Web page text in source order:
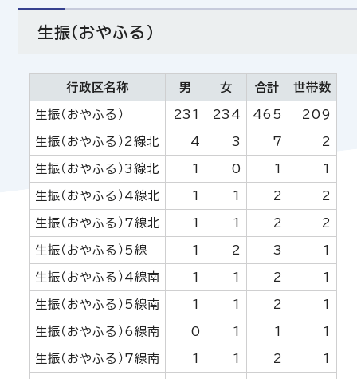
生振（おやふる）
行政区名称 男 女 合計 世帯数
生振（おやふる） 231 234 465 209
生振（おやふる）2線北 4 3 7 2
生振（おやふる）3線北 1 0 1 1
生振（おやふる）4線北 1 1 2 2
生振（おやふる）7線北 1 1 2 2
生振（おやふる）5線 1 2 3 1
生振（おやふる）4線南 1 1 2 1
生振（おやふる）5線南 1 1 2 1
生振（おやふる）6線南 0 1 1 1
生振（おやふる）7線南 1 1 2 1